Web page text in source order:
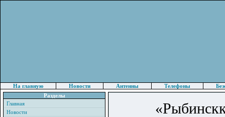
На главную Новости Антенны Телефоны
Разделы
Главная
Новости